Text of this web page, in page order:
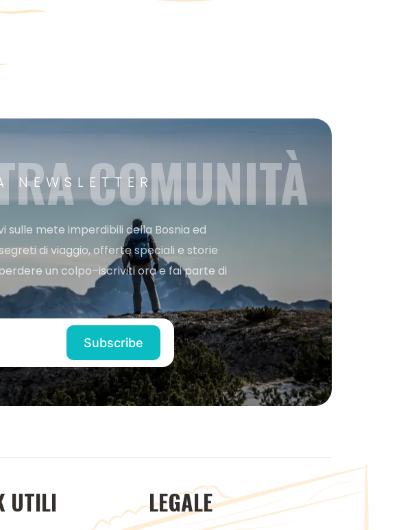
COMUNITÀ
sulle mete imperdibili della Bosnia ed
di viaggio, offerte speciali e storie
un colpo–iscriviti ora e fai parte di
UTILI LEGALE